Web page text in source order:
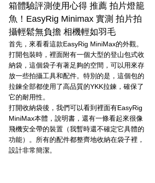
箱體驗評測使用心得 推薦 拍片燈籠
魚！EasyRig Minimax 實測 拍片拍
攝輕鬆無負擔 相機輕如羽毛
首先，來看看這款EasyRig MiniMax的外觀。
打開包裝時，裡面附有一個大型的登山包式收
納袋，這個袋子有著足夠的空間，可以用來存
放一些拍攝工具和配件。特別的是，這個包的
拉鍊全部都使用了高品質的YKK拉鍊，確保了
它的耐用性。
打開收納袋後，我們可以看到裡面有EasyRig
MiniMax本體，說明書，還有一條看起來很像
飛機安全帶的裝置（我暫時還不確定它具體的
功能）。所有的配件都整齊地收納在袋子裡，
設計非常簡潔。